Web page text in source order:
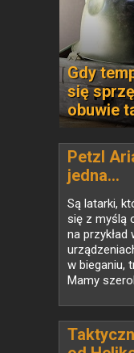
Gdy
się
obuwie
Petzl
jedna...
Są latarki,
się z myślą
na
w bieganiu,
Mamy